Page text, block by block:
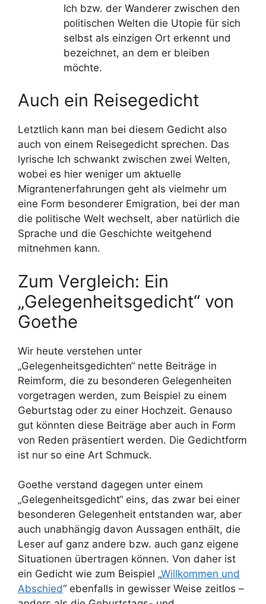
Ich bzw. der Wanderer zwischen den
politischen Welten die Utopie für sich
selbst als einzigen Ort erkennt und
bezeichnet, an dem er bleiben
möchte.
Auch ein Reisegedicht
Letztlich kann man bei diesem Gedicht also
auch von einem Reisegedicht sprechen. Das
lyrische Ich schwankt zwischen zwei Welten,
wobei es hier weniger um aktuelle
Migrantenerfahrungen geht als vielmehr um
eine Form besonderer Emigration, bei der man
die politische Welt wechselt, aber natürlich die
Sprache und die Geschichte weitgehend
mitnehmen kann.
Zum Vergleich: Ein
„Gelegenheitsgedicht“ von
Goethe
Wir heute verstehen unter
„Gelegenheitsgedichten“ nette Beiträge in
Reimform, die zu besonderen Gelegenheiten
vorgetragen werden, zum Beispiel zu einem
Geburtstag oder zu einer Hochzeit. Genauso
gut könnten diese Beiträge aber auch in Form
von Reden präsentiert werden. Die Gedichtform
ist nur so eine Art Schmuck.
Goethe verstand dagegen unter einem
„Gelegenheitsgedicht“ eins, das zwar bei einer
besonderen Gelegenheit entstanden war, aber
auch unabhängig davon Aussagen enthält, die
Leser auf ganz andere bzw. auch ganz eigene
Situationen übertragen können. Von daher ist
ein Gedicht wie zum Beispiel „Willkommen und
Abschied“ ebenfalls in gewisser Weise zeitlos –